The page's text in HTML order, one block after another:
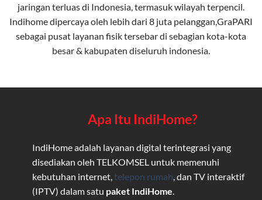
jaringan terluas di Indonesia, termasuk wilayah terpencil.
Indihome dipercaya oleh lebih dari 8 juta pelanggan,GraPARI
sebagai pusat layanan fisik tersebar di sebagian kota-kota
besar & kabupaten diseluruh indonesia.
Apa Itu IndiHome?
IndiHome adalah layanan digital terintegrasi yang
disediakan oleh TELKOMSEL untuk memenuhi
kebutuhan internet, telepon rumah , dan TV interaktif
(IPTV) dalam satu paket IndiHome